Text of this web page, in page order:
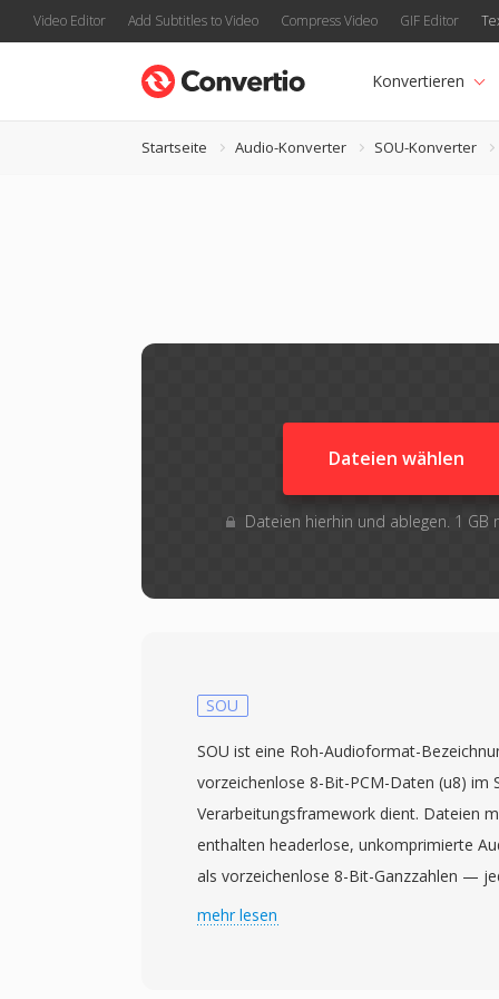
Video Editor Add Subtitles to Video Compress Video GIF Editor
Konvertieren
Startseite Audio-Konverter SOU-Konverter
Dateien wählen
Dateien hierhin und ablegen. 1
SOU
SOU ist eine Roh-Audioformat-
vorzeichenlose 8-Bit-PCM-Daten (u8) im
Verarbeitungsframework dient. Dateien
enthalten headerlose, unkomprimierte
als vorzeichenlose 8-Bit-Ganzzahlen —
einen einzelnen Amplitudenwert von 0 bis
mehr lesen